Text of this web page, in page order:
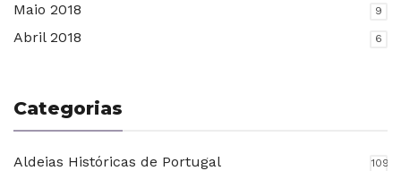
Maio 2018 9
Abril 2018 6
Categorias
Aldeias Históricas de Portugal 109